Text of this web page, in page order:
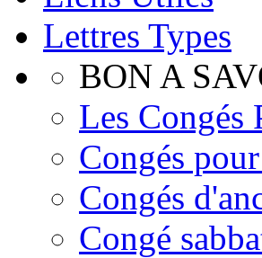
Lettres Types
BON A
Les Congés
Congés
Congés
Congé